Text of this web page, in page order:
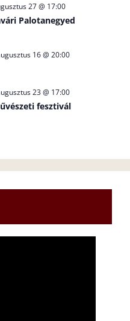
27 @ 17:00
Palotanegyed
16 @ 20:00
23 @ 17:00
fesztivál